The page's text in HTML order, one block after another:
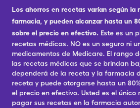
Los ahorros en recetas varían según la
farmacia, y pueden alcanzar hasta un
sobre el precio en efectivo. Este es un
recetas médicas. NO es un seguro ni
medicamentos de Medicare. El rango
las recetas médicas que se brindan
dependerá de la receta y la farmacia
receta y puede otorgarse hasta un
el precio en efectivo. Usted es el único
pagar sus recetas en la farmacia